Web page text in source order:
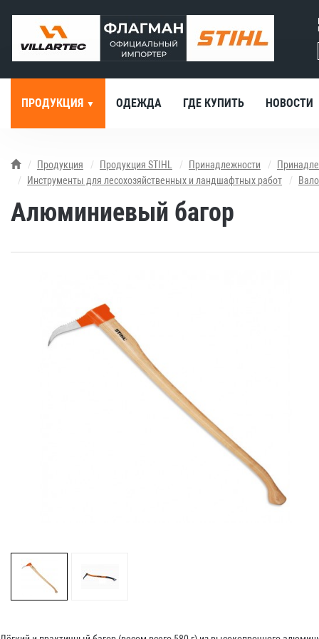
ПРОДУКЦИЯ ОДЕЖДА ГДЕ КУПИТЬ НОВОСТИ
Продукция Продукция STIHL Принадлежности
Инструменты для лесохозяйственных и ландшафтных работ
Алюминиевый багор